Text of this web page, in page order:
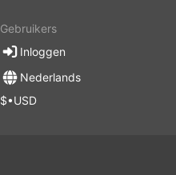
Gebruikers
Inloggen
Nederlands
$•USD